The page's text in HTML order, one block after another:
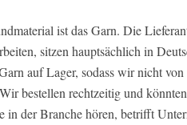
ist das Garn. Die
sitzen hauptsächlich in
auf Lager, sodass wir nicht von
bestellen rechtzeitig und
in der Branche hören, betrifft